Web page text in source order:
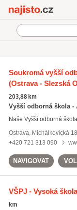
Technické a přírodovědné
Ekonomické vysoké školy
Humanitní vysoké školy
Soukromá vyšší
(Ostrava - Slezská
203,88 km
Vyšší odborná škola -
Naše Vyšší odborná
Ostrava, Michálkovická
+420 721 313 090
NAVIGOVAT
VŠPJ - Vysoká
km